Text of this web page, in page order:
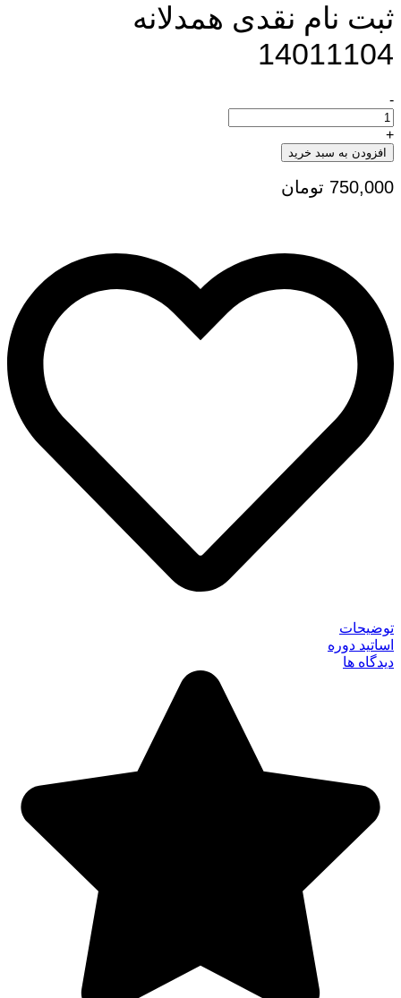
ثبت نام نقدی همدلانه
14011104
ثبت
نام
نقدی
همدلانه
14011104
تعداد
-
+
افزودن به سبد خرید
750,000 تومان
توضیحات
اساتید دوره
دیدگاه ها